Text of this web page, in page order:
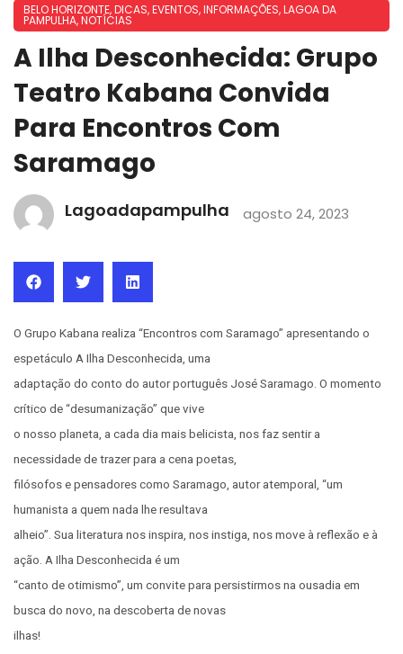
BELO HORIZONTE,DICAS,EVENTOS,INFORMAÇÕES,LAGOA DA
PAMPULHA,NOTÍCIAS
A Ilha Desconhecida: Grupo
Teatro Kabana Convida
Para Encontros Com
Saramago
Lagoadapampulha agosto 24, 2023
O Grupo Kabana realiza “Encontros com Saramago” apresentando o
espetáculo A Ilha Desconhecida, uma
adaptação do conto do autor português José Saramago. O momento
crítico de “desumanização” que vive
o nosso planeta, a cada dia mais belicista, nos faz sentir a
necessidade de trazer para a cena poetas,
filósofos e pensadores como Saramago, autor atemporal, “um
humanista a quem nada lhe resultava
alheio”. Sua literatura nos inspira, nos instiga, nos move à reflexão e à
ação. A Ilha Desconhecida é um
“canto de otimismo”, um convite para persistirmos na ousadia em
busca do novo, na descoberta de novas
ilhas!